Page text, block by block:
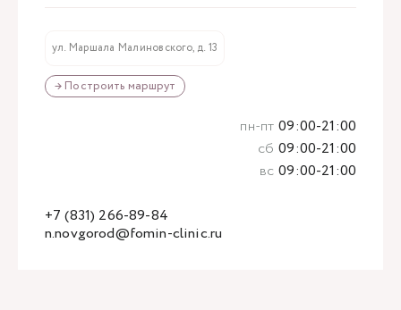
ул. Маршала Малиновского, д. 13
→ Построить маршрут
n.novgorod@fomin-clinic.ru
+7 (831) 266-89-84
пн-пт 09:00-21:00
сб 09:00-21:00
вс 09:00-21:00